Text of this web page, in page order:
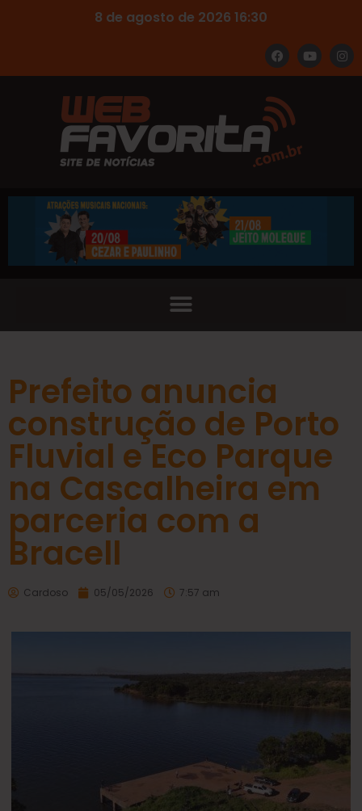
8 de agosto de 2026 16:30
Prefeito anuncia
construção de Porto
Fluvial e Eco Parque
na Cascalheira em
parceria com a
Bracell
Cardoso 05/05/2026 7:57 am